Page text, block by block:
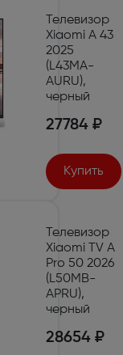
Телевизор
Xiaomi A 43
2025
(L43MA-
AURU),
черный
27784 ₽
Купить
Телевизор
Xiaomi TV A
Pro 50 2026
(L50MB-
APRU),
черный
28654 ₽